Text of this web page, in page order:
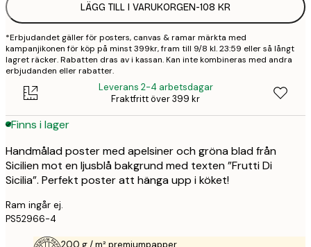
LÄGG TILL I VARUKORGEN-108 KR
*Erbjudandet gäller för posters, canvas & ramar märkta med
kampanjikonen för köp på minst 399kr, fram till 9/8 kl. 23:59 eller så långt
lagret räcker. Rabatten dras av i kassan. Kan inte kombineras med andra
erbjudanden eller rabatter.
Leverans 2-4 arbetsdagar
Fraktfritt över 399 kr
Finns i lager
Handmålad poster med apelsiner och gröna blad från
Sicilien mot en ljusblå bakgrund med texten ”Frutti Di
Sicilia”. Perfekt poster att hänga upp i köket!
Ram ingår ej.
PS52966-4